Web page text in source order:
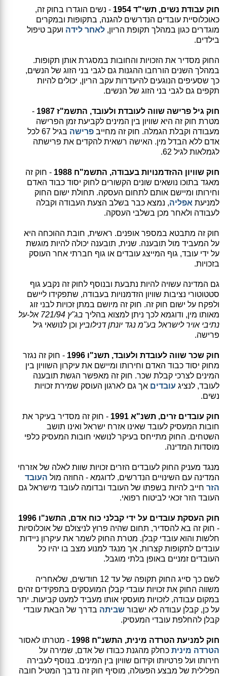
חוק עבודת נשים, תשי"ד 1954
- נשים הוגדרו בחוק זה,
כאוכלוסיית עובדים הנדרשים להגנה, בתקופות ובמקרים
מוגדרים כגון במהלך תקופת הריון, לאחר לידה ועקב טיפול
בילדים.
החוק מסדיר את הזכויות והחובות במסגרת אותן תקופות.
במהלך השנים הורחבו ההגנות גם לגבי בני הזוג של הנשים,
כך שסעיפים הנוגעים להיעדרות עקב הריון, יכולים להיות
תקפים גם לגבי בני הזוג של הנשים.
חוק גיל פרישה שווה לעובדת ולעובד, התשמ"ז 1987
-
מטרת חוק זה היא שוויון בין המינים לקביעת זמן הפרישה
מעבודה וקבלת הגמלה. חוק זה מחייב פרישה
בגיל 67 לכל
אדם ללא הבדל מין. האישה רשאית להקדים את פרישתה
לגמלאות לגיל 62.
חוק שוויון ההזדמנויות בעבודה, התשמ"ח 1988
- חוק זה
מאגד בתוכו נושאים שונים הקשורים לחוק יסוד כבוד האדם
וחירותו ומיישם אותם לתחום העסקה. תחולת ישום החוק
למניעת אפליה, נמצא כבר בשלב הצעת העבודה וקבלה
לעבודה ולאחר מכן בשלבי העסקה.
חוק זה מתבטא במספר אופנים. ראשית, חובת ההוכחה היא
על המעביד מול תובענה. שנית, תובענה יכולה להיות מוגשת
על ידי עובד, גוף המייצג עובדים או גוף חברתי אחר העוסק
בזכויות.
גם המדינה עשויה להיות נתבעת ובנוסף לחוק זה נקבע גוף
סטטוטורי נציבות שוויון הזדמנויות בעבודה, שתפקידו ליישם
ולפקח על ישום חוק זה. חוק זה מיושם במתן זכויות לבני זוג
מאותו מין, ודוגמא לכך ניתן למצוא בהליך
בג"ץ 721/94 אל-על
נתיבי אויר לישראל בע"מ נגד יונתן דנילוביץ וכן לנושאי גיל
פרישה.
חוק שכר שווה לעובדת ולעובד, תשנ"ו 1996
- חוק זה נגזר
מחוק יסוד כבוד האדם וחירותו ומיישם את עיקרון השוויון בין
המינים לצרכי קבלת שכר. חוק זה מאפשר הגשת תובענה
לעובד, לנציג עובדים אך גם לארגון העוסק שמירת זכויות
נשים.
חוק עובדים זרים, תשנ"א 1991
- חוק זה מסדיר בעיקר את
חובות המעסיק לעובד שאינו אזרח ישראל ואינו תושב
השטחים. החוק מתייחס בעיקר לנושאי חובות המעסיק כלפי
מוסדות המדינה.
מנגד מעניק החוק לעובדים הזרים זכויות שוות לאלה של אזרחי
המדינה עם השינויים הנדרשים, לדוגמא - החוזה מול העובד
הזר חייב להיות בשפתו של העובד ובדומה לעובד מישראל גם
העובד הזר זכאי לביטוח רפואי.
חוק העסקת עובדים על ידי קבלני כוח אדם, התשנ"ו 1996
- חוק זה בא להסדיר, תחום שהיה פרוץ לניצולם של אוכלוסיות
חלשות והוא עובדי קבלן. מטרת החוק לשמר את עיקרון ניידות
עובדים לתקופות קצרות, אך מנגד למנוע מצב בו יהיו כל
העובדים זמניים באופן בלתי מוגבל.
לשם כך סייג החוק תקופה של עד 12 חודשים, שלאחריה
משווה החוק את זכויות עובדי קבלן המועסקים בתפקידים זהים
במקום עבודה, לזכויות מועסקי אותו מעביד למעט קביעות. יתר
על כן, קבלן עבודה לא ישבור שביתה בדרך של הבאת עובדי
קבלן להחלפת עובדי המעסיק.
חוק למניעת הטרדה מינית, התשנ"ח 1998
- מטרתו לאסור
הטרדה מינית כחלק מהגנת כבודו של אדם, שמירה על
חירותו ועל פרטיותו וקידום שוויון בין המינים. בנוסף לעבירה
הפלילית של מבצע הפעולה, מוסיף חוק זה נדבך המטיל חובה